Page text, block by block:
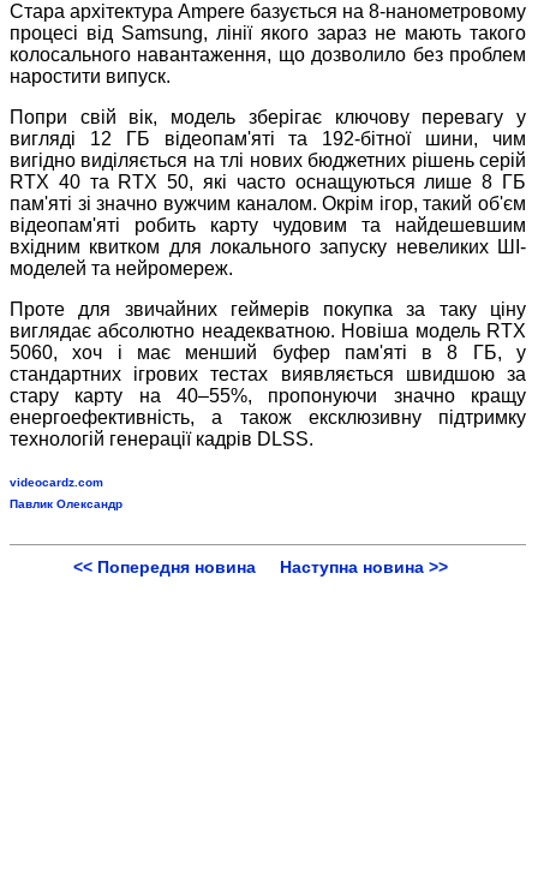
Стара архітектура Ampere базується на 8-нанометровому
процесі від Samsung, лінії якого зараз не мають такого
колосального навантаження, що дозволило без проблем
наростити випуск.
Попри свій вік, модель зберігає ключову перевагу у
вигляді 12 ГБ відеопам'яті та 192-бітної шини, чим
вигідно виділяється на тлі нових бюджетних рішень серій
RTX 40 та RTX 50, які часто оснащуються лише 8 ГБ
пам'яті зі значно вужчим каналом. Окрім ігор, такий об'єм
відеопам'яті робить карту чудовим та найдешевшим
вхідним квитком для локального запуску невеликих ШІ-
моделей та нейромереж.
Проте для звичайних геймерів покупка за таку ціну
виглядає абсолютно неадекватною. Новіша модель RTX
5060, хоч і має менший буфер пам'яті в 8 ГБ, у
стандартних ігрових тестах виявляється швидшою за
стару карту на 40–55%, пропонуючи значно кращу
енергоефективність, а також ексклюзивну підтримку
технологій генерації кадрів DLSS.
videocardz.com
Павлик Олександр
<< Попередня новина Наступна новина >>